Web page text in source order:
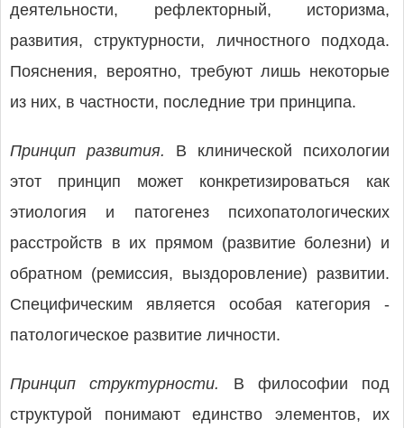
деятельности, рефлекторный, историзма,
развития, структурности, личностного подхода.
Пояснения, вероятно, требуют лишь некоторые
из них, в частности, последние три принципа.
Принцип развития. В клинической психологии
этот принцип может конкретизироваться как
этиология и патогенез психопатологических
расстройств в их прямом (развитие болезни) и
обратном (ремиссия, выздоровление) развитии.
Специфическим является особая категория -
патологическое развитие личности.
Принцип структурности. В философии под
структурой понимают единство элементов, их